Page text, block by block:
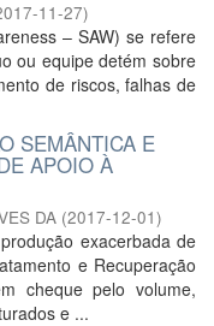
11-27)
– SAW) se refere
ou equipe detém sobre
de riscos, falhas de
SEMÂNTICA E
APOIO À
DA (2017-12-01)
exacerbada de
e Recuperação
cheque pelo volume,
e ...